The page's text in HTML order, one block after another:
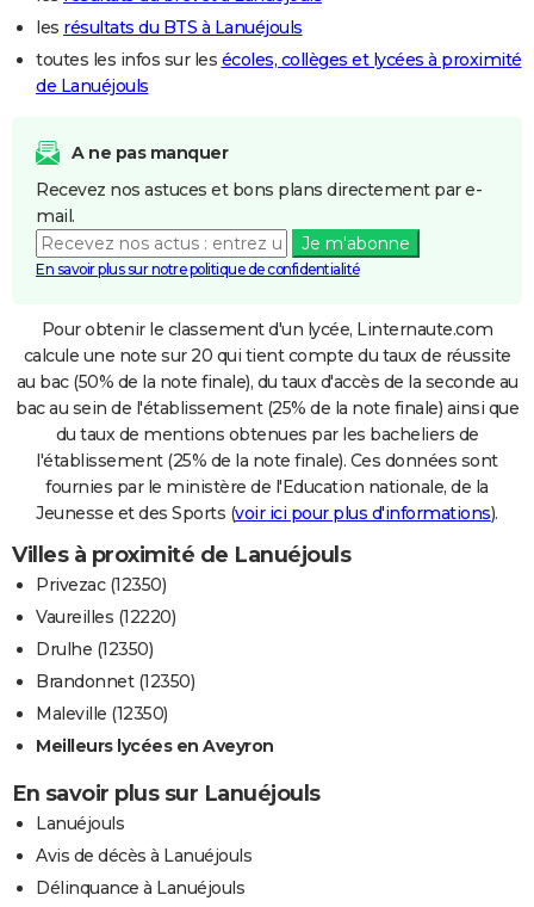
les résultats du BTS à Lanuéjouls
toutes les infos sur les écoles, collèges et lycées à proximité
de Lanuéjouls
A ne pas manquer
Recevez nos astuces et bons plans directement par e-
mail.
Je m'abonne
En savoir plus sur notre politique de confidentialité
Pour obtenir le classement d'un lycée, Linternaute.com
calcule une note sur 20 qui tient compte du taux de réussite
au bac (50% de la note finale), du taux d'accès de la seconde au
bac au sein de l'établissement (25% de la note finale) ainsi que
du taux de mentions obtenues par les bacheliers de
l'établissement (25% de la note finale). Ces données sont
fournies par le ministère de l'Education nationale, de la
Jeunesse et des Sports (voir ici pour plus d'informations).
Villes à proximité de Lanuéjouls
Privezac (12350)
Vaureilles (12220)
Drulhe (12350)
Brandonnet (12350)
Maleville (12350)
Meilleurs lycées en Aveyron
En savoir plus sur Lanuéjouls
Lanuéjouls
Avis de décès à Lanuéjouls
Délinquance à Lanuéjouls